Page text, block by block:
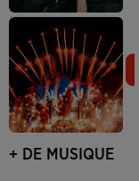
+ DE MUSIQUE